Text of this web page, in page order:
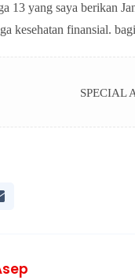
13 yang saya berikan
kesehatan finansial.
SPECIAL